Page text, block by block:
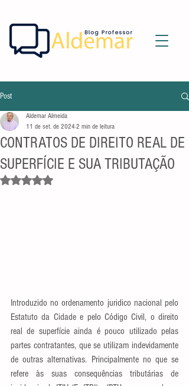
Post
CONTRATOS DE DIREITO REAL DE
SUPERFÍCIE E SUA TRIBUTAÇÃO
Aldemar Almeida
11 de set. de 2024 2 min de leitura
Avaliado com NaN de 5 estrelas.
Introduzido no ordenamento juridico nacional pelo
Estatuto da Cidade e pelo Código Civil, o direito
real de superfície ainda é pouco utilizado pelas
partes contratantes, que se utilizam indevidamente
de outras alternativas. Principalmente no que se
refere às suas consequências tributárias de